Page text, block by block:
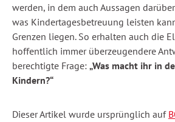
werden, in dem auch Aussagen
was Kindertagesbetreuung leisten
Grenzen liegen. So erhalten auch die
hoffentlich immer überzeugendere
berechtigte Frage: „Was macht ihr in
Kindern?“
Dieser Artikel wurde ursprünglich auf